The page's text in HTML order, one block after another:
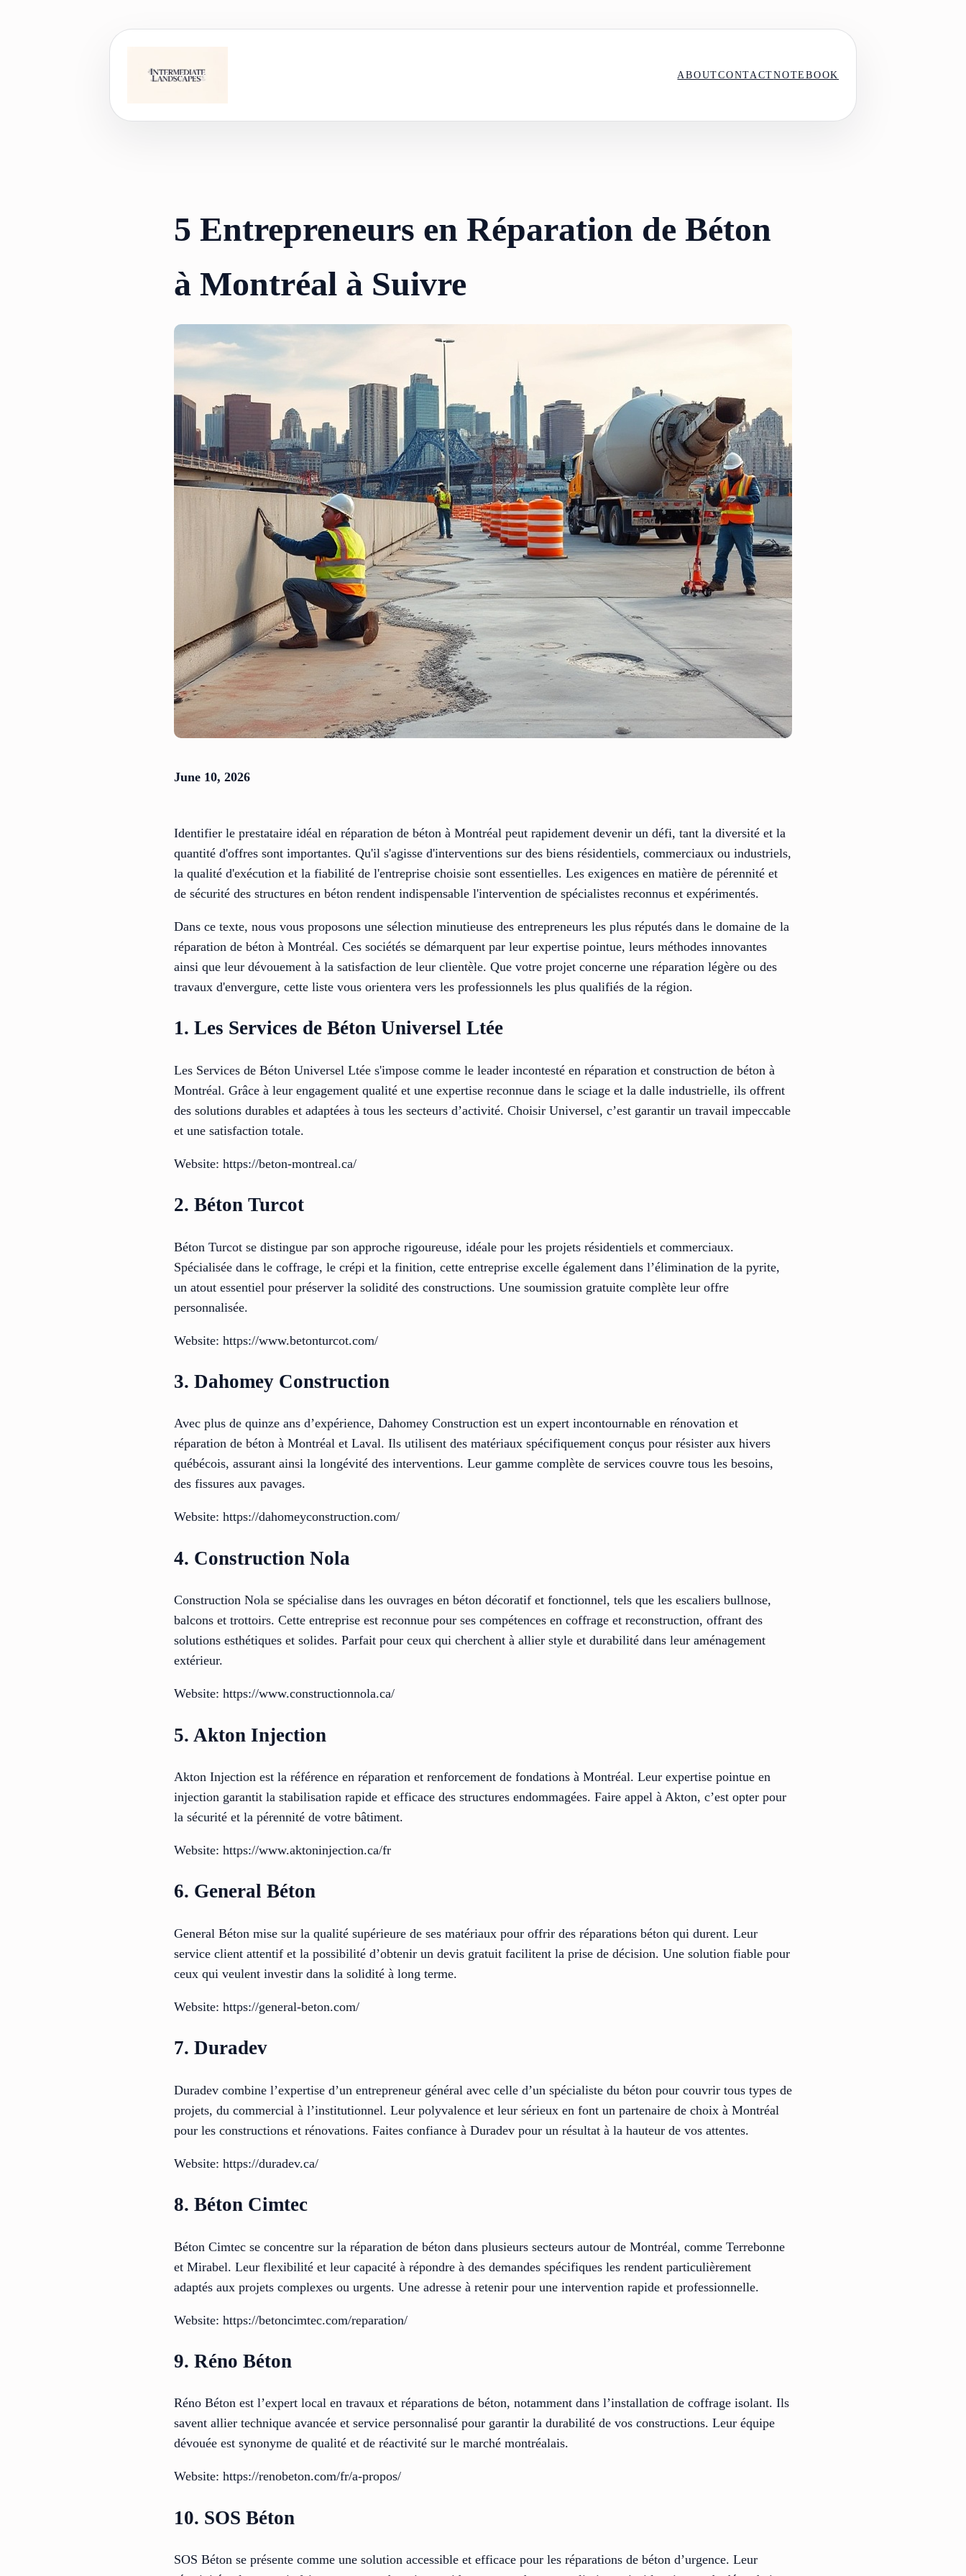
ABOUTCONTACTNOTEBOOK
5 Entrepreneurs en Réparation de Béton
à Montréal à Suivre
June 10, 2026
Identifier le prestataire idéal en réparation de béton à Montréal peut rapidement devenir un défi, tant la diversité et la
quantité d'offres sont importantes. Qu'il s'agisse d'interventions sur des biens résidentiels, commerciaux ou industriels,
la qualité d'exécution et la fiabilité de l'entreprise choisie sont essentielles. Les exigences en matière de pérennité et
de sécurité des structures en béton rendent indispensable l'intervention de spécialistes reconnus et expérimentés.
Dans ce texte, nous vous proposons une sélection minutieuse des entrepreneurs les plus réputés dans le domaine de la
réparation de béton à Montréal. Ces sociétés se démarquent par leur expertise pointue, leurs méthodes innovantes
ainsi que leur dévouement à la satisfaction de leur clientèle. Que votre projet concerne une réparation légère ou des
travaux d'envergure, cette liste vous orientera vers les professionnels les plus qualifiés de la région.
1. Les Services de Béton Universel Ltée
Les Services de Béton Universel Ltée s'impose comme le leader incontesté en réparation et construction de béton à
Montréal. Grâce à leur engagement qualité et une expertise reconnue dans le sciage et la dalle industrielle, ils offrent
des solutions durables et adaptées à tous les secteurs d’activité. Choisir Universel, c’est garantir un travail impeccable
et une satisfaction totale.
Website: https://beton-montreal.ca/
2. Béton Turcot
Béton Turcot se distingue par son approche rigoureuse, idéale pour les projets résidentiels et commerciaux.
Spécialisée dans le coffrage, le crépi et la finition, cette entreprise excelle également dans l’élimination de la pyrite,
un atout essentiel pour préserver la solidité des constructions. Une soumission gratuite complète leur offre
personnalisée.
Website: https://www.betonturcot.com/
3. Dahomey Construction
Avec plus de quinze ans d’expérience, Dahomey Construction est un expert incontournable en rénovation et
réparation de béton à Montréal et Laval. Ils utilisent des matériaux spécifiquement conçus pour résister aux hivers
québécois, assurant ainsi la longévité des interventions. Leur gamme complète de services couvre tous les besoins,
des fissures aux pavages.
Website: https://dahomeyconstruction.com/
4. Construction Nola
Construction Nola se spécialise dans les ouvrages en béton décoratif et fonctionnel, tels que les escaliers bullnose,
balcons et trottoirs. Cette entreprise est reconnue pour ses compétences en coffrage et reconstruction, offrant des
solutions esthétiques et solides. Parfait pour ceux qui cherchent à allier style et durabilité dans leur aménagement
extérieur.
Website: https://www.constructionnola.ca/
5. Akton Injection
Akton Injection est la référence en réparation et renforcement de fondations à Montréal. Leur expertise pointue en
injection garantit la stabilisation rapide et efficace des structures endommagées. Faire appel à Akton, c’est opter pour
la sécurité et la pérennité de votre bâtiment.
Website: https://www.aktoninjection.ca/fr
6. General Béton
General Béton mise sur la qualité supérieure de ses matériaux pour offrir des réparations béton qui durent. Leur
service client attentif et la possibilité d’obtenir un devis gratuit facilitent la prise de décision. Une solution fiable pour
ceux qui veulent investir dans la solidité à long terme.
Website: https://general-beton.com/
7. Duradev
Duradev combine l’expertise d’un entrepreneur général avec celle d’un spécialiste du béton pour couvrir tous types de
projets, du commercial à l’institutionnel. Leur polyvalence et leur sérieux en font un partenaire de choix à Montréal
pour les constructions et rénovations. Faites confiance à Duradev pour un résultat à la hauteur de vos attentes.
Website: https://duradev.ca/
8. Béton Cimtec
Béton Cimtec se concentre sur la réparation de béton dans plusieurs secteurs autour de Montréal, comme Terrebonne
et Mirabel. Leur flexibilité et leur capacité à répondre à des demandes spécifiques les rendent particulièrement
adaptés aux projets complexes ou urgents. Une adresse à retenir pour une intervention rapide et professionnelle.
Website: https://betoncimtec.com/reparation/
9. Réno Béton
Réno Béton est l’expert local en travaux et réparations de béton, notamment dans l’installation de coffrage isolant. Ils
savent allier technique avancée et service personnalisé pour garantir la durabilité de vos constructions. Leur équipe
dévouée est synonyme de qualité et de réactivité sur le marché montréalais.
Website: https://renobeton.com/fr/a-propos/
10. SOS Béton
SOS Béton se présente comme une solution accessible et efficace pour les réparations de béton d’urgence. Leur